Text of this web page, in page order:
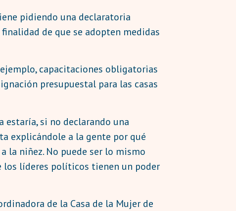
pidiendo una declaratoria
de que se adopten medidas
capacitaciones obligatorias
presupuestal para las casas
si no declarando una
explicándole a la gente por qué
la niñez. No puede ser lo mismo
los líderes políticos tienen un poder
de la Casa de la Mujer de